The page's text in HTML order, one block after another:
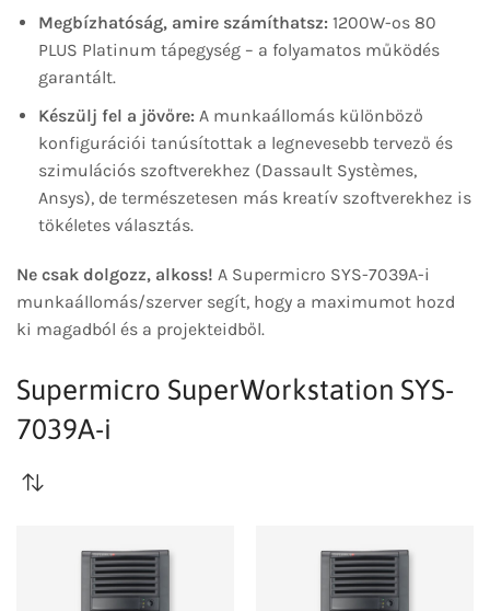
Megbízhatóság, amire számíthatsz: 1200W-os 80
PLUS Platinum tápegység – a folyamatos működés
garantált.
Készülj fel a jövőre: A munkaállomás különböző
konfigurációi tanúsítottak a legnevesebb tervező és
szimulációs szoftverekhez (Dassault Systèmes,
Ansys), de természetesen más kreatív szoftverekhez is
tökéletes választás.
Ne csak dolgozz, alkoss! A Supermicro SYS-7039A-i
munkaállomás/szerver segít, hogy a maximumot hozd
ki magadból és a projekteidből.
Supermicro SuperWorkstation SYS-
7039A-i